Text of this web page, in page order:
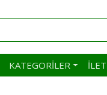
KATEGORILER